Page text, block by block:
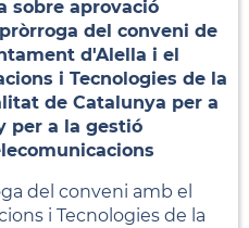
sobre aprovació
del conveni de
d'Alella i el
i Tecnologies de la
de Catalunya per a
per a la gestió
del conveni amb el
i Tecnologies de la